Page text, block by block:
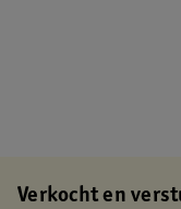
Verkocht en